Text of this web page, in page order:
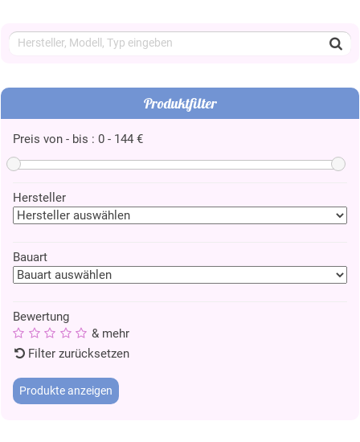
Produktfilter
Preis von - bis : 0 - 144 €
Hersteller
Bauart
Bewertung
& mehr
Filter zurücksetzen